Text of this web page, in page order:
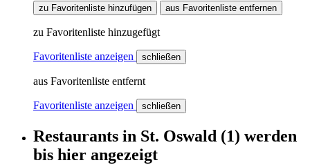
zu Favoritenliste hinzufügen aus Favoritenliste entfernen
zu Favoritenliste hinzugefügt
Favoritenliste anzeigen schließen
aus Favoritenliste entfernt
Favoritenliste anzeigen schließen
Restaurants in St. Oswald (1) werden
bis hier angezeigt